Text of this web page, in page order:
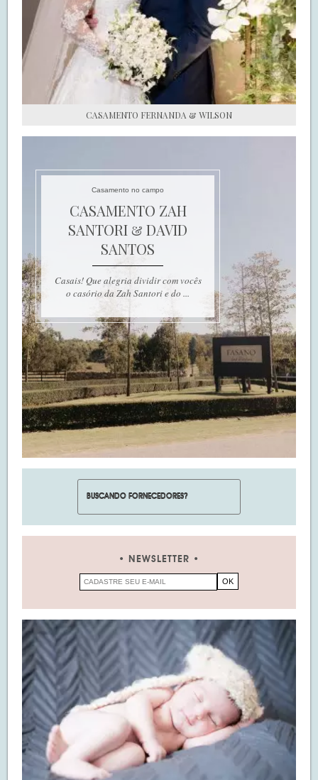
CASAMENTO FERNANDA & WILSON
Casamento no campo
CASAMENTO ZAH
SANTORI & DAVID
SANTOS
Casais! Que alegria dividir com vocês
o casório da Zah Santori e do ...
NEWSLETTER